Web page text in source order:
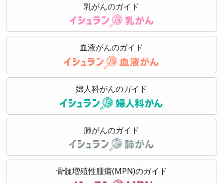
乳がんのガイド
血液がんのガイド
婦人科がんのガイド
肺がんのガイド
骨髄増殖性腫瘍(MPN)のガイド